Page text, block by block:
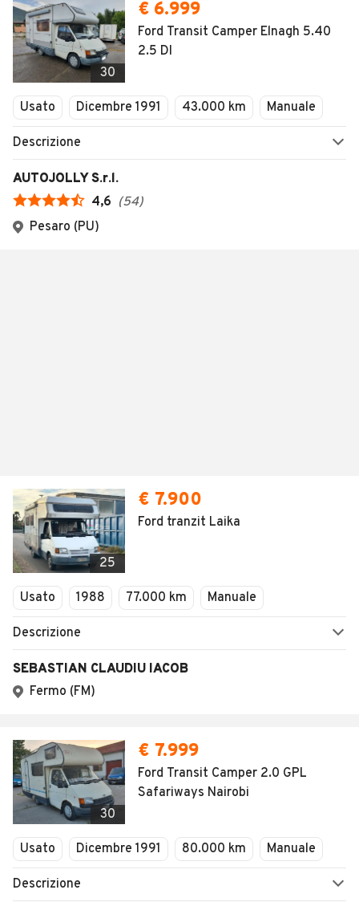
30
€ 6.999
Ford Transit Camper Elnagh 5.40
2.5 DI
Usato Dicembre 1991 43.000 km Manuale
Descrizione
AUTOJOLLY S.r.l.
4,6 (54)
Pesaro (PU)
25
€ 7.900
Ford tranzit Laika
Usato 1988 77.000 km Manuale
Descrizione
SEBASTIAN CLAUDIU IACOB
Fermo (FM)
30
€ 7.999
Ford Transit Camper 2.0 GPL
Safariways Nairobi
Usato Dicembre 1991 80.000 km Manuale
Descrizione